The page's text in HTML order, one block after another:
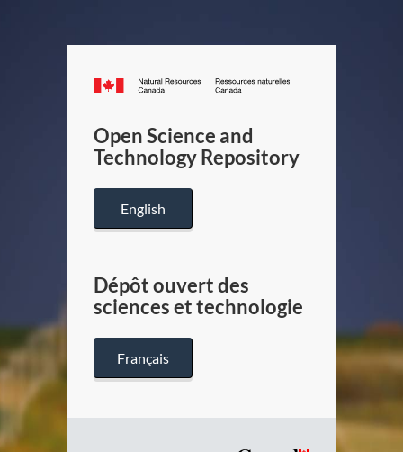
Canada.ca
/
Canada
Open Science and
Technology Repository
English
Dépôt ouvert des
sciences et technologie
Français